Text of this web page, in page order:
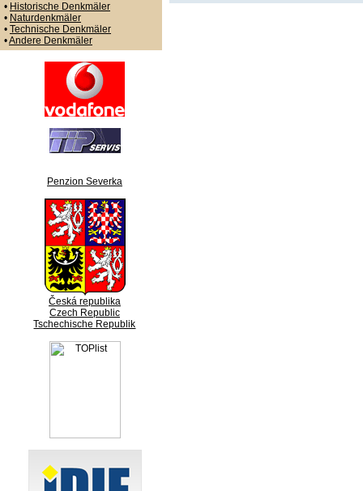
• Historische Denkmäler
• Naturdenkmäler
• Technische Denkmäler
•Andere Denkmäler
Penzion Severka
Česká republika
Czech Republic
Tschechische Republik